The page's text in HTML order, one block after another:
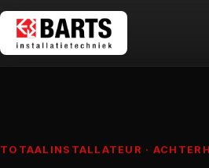
TOTAALINSTALLATEUR ·